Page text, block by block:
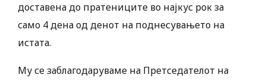
доставена до пратениците во најкус рок за
само 4 дена од денот на поднесувањето на
истата.
Му се заблагодаруваме на Претседателот на